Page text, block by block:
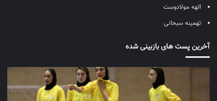
الهه مولادوست
تهمینه سبحانی
آخرین پست های بازبینی شده